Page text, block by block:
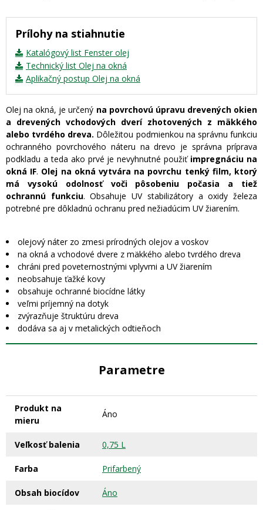
Prílohy na stiahnutie
Katalógový list Fenster olej
Technický list Olej na okná
Aplikačný postup Olej na okná
Olej na okná, je určený na povrchovú úpravu drevených okien
a drevených vchodových dverí zhotovených z mäkkého
alebo tvrdého dreva. Dôležitou podmienkou na správnu funkciu
ochranného povrchového náteru na drevo je správna príprava
podkladu a teda ako prvé je nevyhnutné použiť impregnáciu na
okná IF. Olej na okná vytvára na povrchu tenký film, ktorý
má vysokú odolnosť voči pôsobeniu počasia a tiež
ochrannú funkciu. Obsahuje UV stabilizátory a oxidy železa
potrebné pre dôkladnú ochranu pred nežiadúcim UV žiarením.
olejový náter zo zmesi prírodných olejov a voskov
na okná a vchodové dvere z mäkkého alebo tvrdého dreva
chráni pred poveternostnými vplyvmi a UV žiarením
neobsahuje ťažké kovy
obsahuje ochranné biocídne látky
veľmi príjemný na dotyk
zvýrazňuje štruktúru dreva
dodáva sa aj v metalických odtieňoch
Parametre
Produkt na
mieru
Áno
Veľkosť balenia 0,75 L
Farba Prifarbený
Obsah biocídov Áno